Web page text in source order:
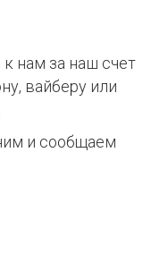
нам за наш счет
вайберу или
и сообщаем